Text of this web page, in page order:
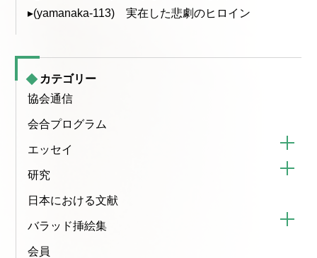
▸(yamanaka-113) 実在した悲劇のヒロイン
カテゴリー
協会通信
会合プログラム
エッセイ
研究
日本における文献
バラッド挿絵集
会員